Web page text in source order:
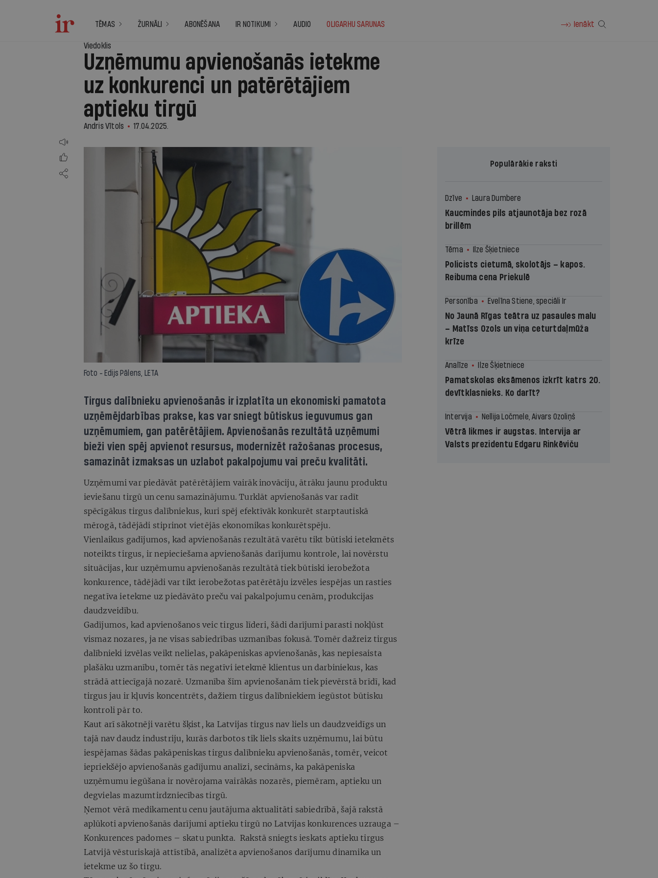
TĒMAS ŽURNĀLI ABONĒŠANA IR NOTIKUMI AUDIO OLIGARHU SARUNAS Ienākt
Viedoklis
Uzņēmumu apvienošanās ietekme
uz konkurenci un patērētājiem
aptieku tirgū
Andris Vītols 17.04.2025.
Foto - Edijs Pālens, LETA
Tirgus dalībnieku apvienošanās ir izplatīta un ekonomiski pamatota
uzņēmējdarbības prakse, kas var sniegt būtiskus ieguvumus gan
uzņēmumiem, gan patērētājiem. Apvienošanās rezultātā uzņēmumi
bieži vien spēj apvienot resursus, modernizēt ražošanas procesus,
samazināt izmaksas un uzlabot pakalpojumu vai preču kvalitāti.
Uzņēmumi var piedāvāt patērētājiem vairāk inovāciju, ātrāku jaunu produktu
ieviešanu tirgū un cenu samazinājumu. Turklāt apvienošanās var radīt
spēcīgākus tirgus dalībniekus, kuri spēj efektīvāk konkurēt starptautiskā
mērogā, tādējādi stiprinot vietējās ekonomikas konkurētspēju.
Vienlaikus gadījumos, kad apvienošanās rezultātā varētu tikt būtiski ietekmēts
noteikts tirgus, ir nepieciešama apvienošanās darījumu kontrole, lai novērstu
situācijas, kur uzņēmumu apvienošanās rezultātā tiek būtiski ierobežota
konkurence, tādējādi var tikt ierobežotas patērētāju izvēles iespējas un rasties
negatīva ietekme uz piedāvāto preču vai pakalpojumu cenām, produkcijas
daudzveidību.
Gadījumos, kad apvienošanos veic tirgus līderi, šādi darījumi parasti nokļūst
vismaz nozares, ja ne visas sabiedrības uzmanības fokusā. Tomēr dažreiz tirgus
dalībnieki izvēlas veikt nelielas, pakāpeniskas apvienošanās, kas nepiesaista
plašāku uzmanību, tomēr tās negatīvi ietekmē klientus un darbiniekus, kas
strādā attiecīgajā nozarē. Uzmanība šīm apvienošanām tiek pievērstā brīdī, kad
tirgus jau ir kļuvis koncentrēts, dažiem tirgus dalībniekiem iegūstot būtisku
kontroli pār to.
Kaut arī sākotnēji varētu šķist, ka Latvijas tirgus nav liels un daudzveidīgs un
tajā nav daudz industriju, kurās darbotos tik liels skaits uzņēmumu, lai būtu
iespējamas šādas pakāpeniskas tirgus dalībnieku apvienošanās, tomēr, veicot
iepriekšējo apvienošanās gadījumu analīzi, secināms, ka pakāpeniska
uzņēmumu iegūšana ir novērojama vairākās nozarēs, piemēram, aptieku un
degvielas mazumtirdzniecības tirgū.
Ņemot vērā medikamentu cenu jautājuma aktualitāti sabiedrībā, šajā rakstā
aplūkoti apvienošanās darījumi aptieku tirgū no Latvijas konkurences uzrauga –
Konkurences padomes – skatu punkta. Rakstā sniegts ieskats aptieku tirgus
Latvijā vēsturiskajā attīstībā, analizēta apvienošanos darījumu dinamika un
ietekme uz šo tirgu.
Populārākie raksti
Dzīve Laura Dumbere
Kaucmindes pils atjaunotāja bez rozā
brillēm
Tēma Ilze Šķietniece
Policists cietumā, skolotājs – kapos.
Reibuma cena Priekulē
Personība Evelīna Stiene, speciāli Ir
No Jaunā Rīgas teātra uz pasaules malu
– Matīss Ozols un viņa ceturtdaļmūža
krīze
Analīze Ilze Šķietniece
Pamatskolas eksāmenos izkrīt katrs 20.
devītklasnieks. Ko darīt?
Intervija Nellija Ločmele, Aivars Ozoliņš
Vētrā likmes ir augstas. Intervija ar
Valsts prezidentu Edgaru Rinkēviču